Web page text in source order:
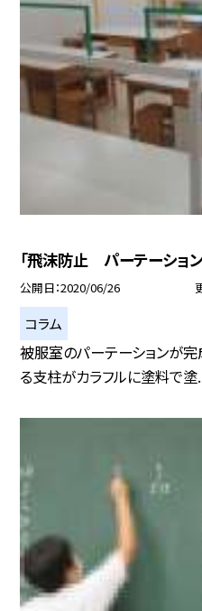
「飛沫防止 パーテーション
公開日 2020/06/26
コラム
被服室のパーテーションが完
る支柱がカラフルに塗料で塗